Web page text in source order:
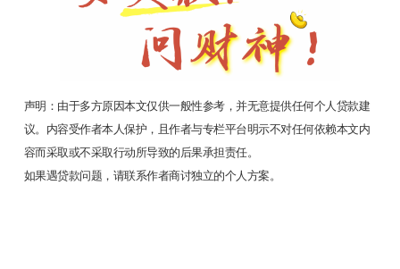
声明：由于多方原因本文仅供一般性参考，并无意提供任何个人贷款建
议。内容受作者本人保护，且作者与专栏平台明示不对任何依赖本文内
容而采取或不采取行动所导致的后果承担责任。
如果遇贷款问题，请联系作者商讨独立的个人方案。